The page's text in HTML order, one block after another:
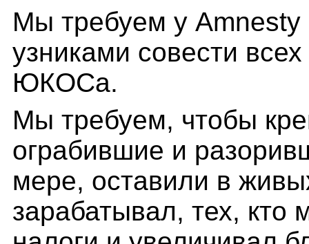
Мы требуем у Amnesty
узниками совести
ЮКОСа.
Мы требуем, чтобы
ограбившие и
мере, оставили в
зарабатывал, тех, кто